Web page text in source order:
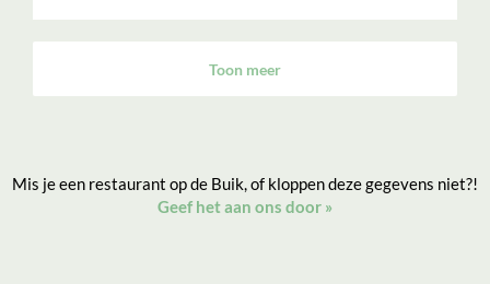
Toon meer
Mis je een restaurant op de Buik, of kloppen deze gegevens niet?!
Geef het aan ons door »